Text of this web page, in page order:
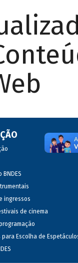
ingressos
de cinema
para Escolha de